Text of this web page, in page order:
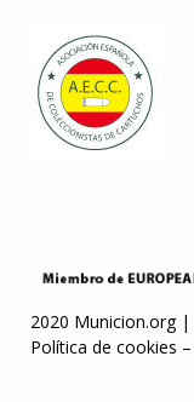
2020 Municion.org |
Política de cookies –